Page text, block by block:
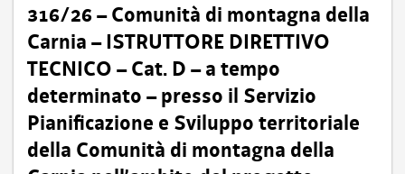
316/26 – Comunità di montagna della
Carnia – ISTRUTTORE DIRETTIVO
TECNICO – Cat. D – a tempo
determinato – presso il Servizio
Pianificazione e Sviluppo territoriale
della Comunità di montagna della